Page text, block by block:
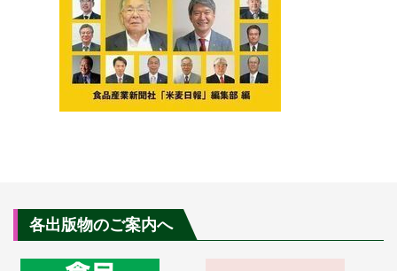
各出版物のご案内へ